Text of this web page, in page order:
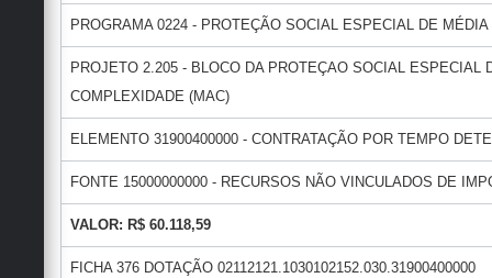
PROGRAMA 0224 - PROTEÇÃO SOCIAL ESPECIAL DE
PROJETO 2.205 - BLOCO DA PROTEÇAO SOCIAL ESPECIAL
COMPLEXIDADE (MAC)
ELEMENTO 31900400000 - CONTRATAÇÃO POR TEMPO
FONTE 15000000000 - RECURSOS NÃO VINCULADOS DE
VALOR: R$ 60.118,59
FICHA 376 DOTAÇÃO 02112121.1030102152.030.31900400000